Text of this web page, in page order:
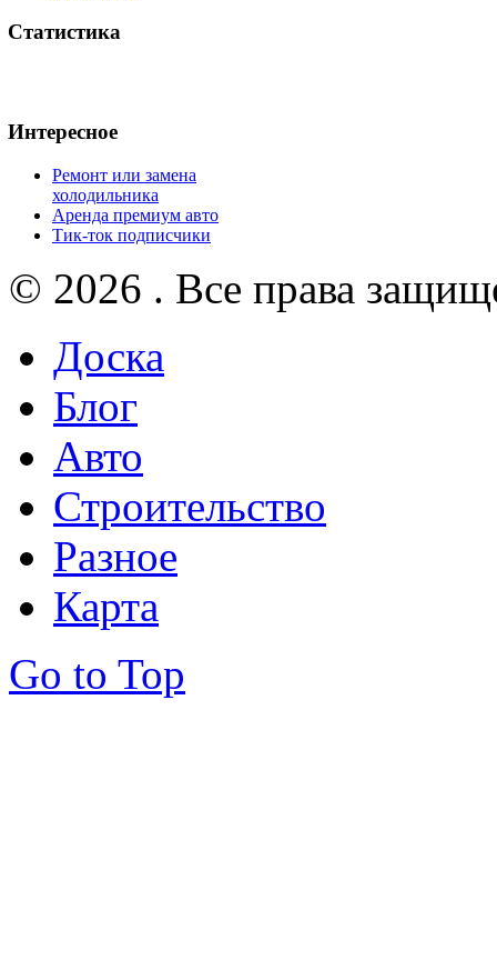
Статистика
Интересное
Ремонт или замена
холодильника
Аренда премиум авто
Тик-ток подписчики
© 2026 . Все права
Доска
Блог
Авто
Строительство
Разное
Карта
Go to Top